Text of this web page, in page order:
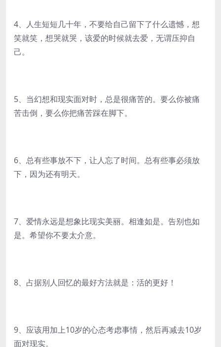
4、人生短短几十年，不要给自己留下了什么遗憾，想
笑就笑，想哭就哭，该爱的时候就去爱，无谓压抑自
己。
5、当幻想和现实面对时，总是很痛苦的。要么你被痛
苦击倒，要么你把痛苦踩在脚下。
6、总有些事放不下，让人忘了时间。总有些事必须放
下，因为还有明天。
7、爱情永远是想象比现实美丽。相逢如是。告别也如
是。希望你不要太介意。
8、占据别人回忆的最好方法就是：活的更好！
9、应该用加上10岁的心态考虑事情，然后再减去10岁
面对现实。